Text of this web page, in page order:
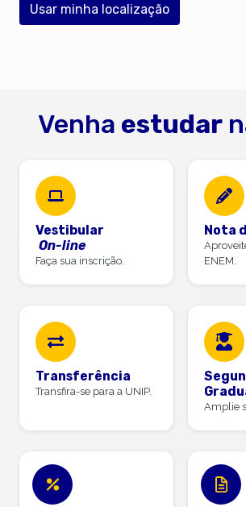
Usar minha localização
Venha estudar
Vestibular
On-line
Faça sua inscrição.
Nota
ENEM.
Transferência
Transfira-se para a UNIP.
Amplie